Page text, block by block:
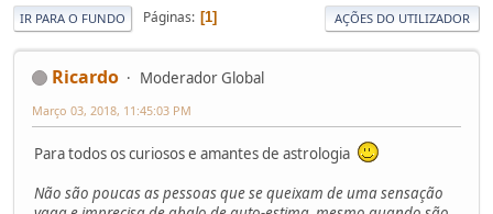
IR PARA O FUNDO Páginas 1 AÇÕES DO UTILIZADOR
Ricardo Moderador Global
Março 03, 2018, 11:45:03 PM
Para todos os curiosos e amantes de astrologia
Não são poucas as pessoas que se queixam de uma sensação